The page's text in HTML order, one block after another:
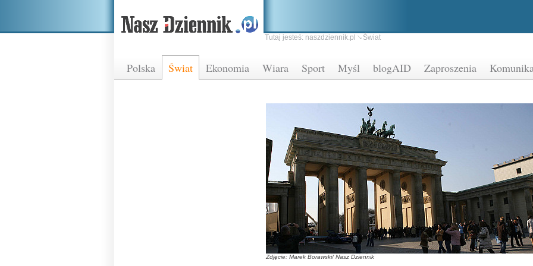
Polska Świat Ekonomia Wiara Sport Myśl blogAID Zaproszenia
Tutaj jesteś: naszdziennik.pl Świat
Zdjęcie: Marek Borawski/ Nasz Dziennik